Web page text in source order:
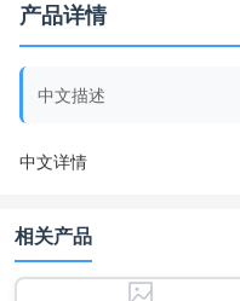
产品详情
中文描述
中文详情
相关产品